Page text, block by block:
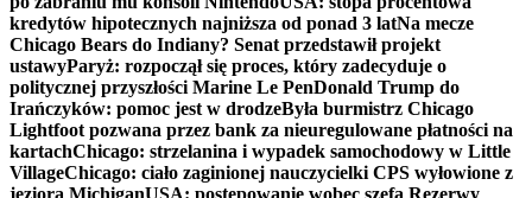
kredytów hipotecznych najniższa od ponad 3 latNa mecze
Chicago Bears do Indiany? Senat przedstawił projekt
ustawyParyż: rozpoczął się proces, który zadecyduje o
politycznej przyszłości Marine Le PenDonald Trump do
Irańczyków: pomoc jest w drodzeByła burmistrz Chicago
Lightfoot pozwana przez bank za nieuregulowane płatności na
kartachChicago: strzelanina i wypadek samochodowy w Little
VillageChicago: ciało zaginionej nauczycielki CPS wyłowione z
jeziora MichiganUSA: postępowanie wobec szefa Rezerwy